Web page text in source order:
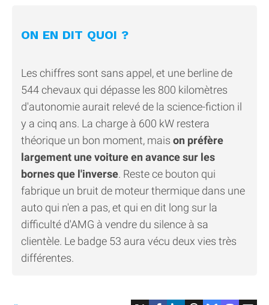
ON EN DIT QUOI ?
Les chiffres sont sans appel, et une berline de
544 chevaux qui dépasse les 800 kilomètres
d'autonomie aurait relevé de la science-fiction il
y a cinq ans. La charge à 600 kW restera
théorique un bon moment, mais on préfère
largement une voiture en avance sur les
bornes que l'inverse. Reste ce bouton qui
fabrique un bruit de moteur thermique dans une
auto qui n'en a pas, et qui en dit long sur la
difficulté d'AMG à vendre du silence à sa
clientèle. Le badge 53 aura vécu deux vies très
différentes.